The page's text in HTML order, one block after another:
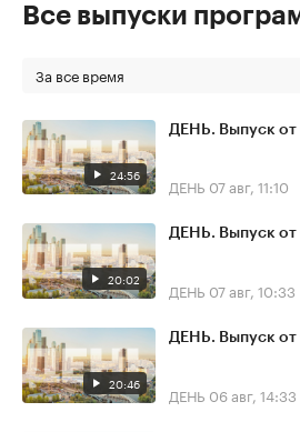
Все выпуски
За все время
24:56
ДЕНЬ. Выпуск от
ДЕНЬ 07 авг, 11:10
20:02
ДЕНЬ. Выпуск от
ДЕНЬ 07 авг, 10:33
20:46
ДЕНЬ. Выпуск от
ДЕНЬ 06 авг, 14:33